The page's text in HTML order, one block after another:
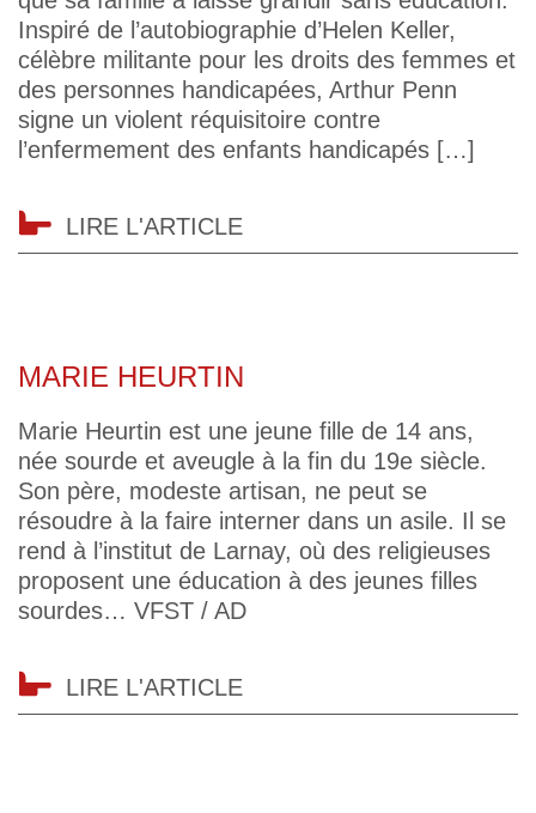
Inspiré de l’autobiographie d’Helen Keller,
célèbre militante pour les droits des femmes et
des personnes handicapées, Arthur Penn
signe un violent réquisitoire contre
l’enfermement des enfants handicapés […]
LIRE L'ARTICLE
MARIE HEURTIN
Marie Heurtin est une jeune fille de 14 ans,
née sourde et aveugle à la fin du 19e siècle.
Son père, modeste artisan, ne peut se
résoudre à la faire interner dans un asile. Il se
rend à l’institut de Larnay, où des religieuses
proposent une éducation à des jeunes filles
sourdes… VFST / AD
LIRE L'ARTICLE